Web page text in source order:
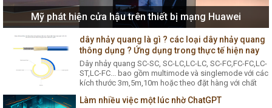
Mỹ phát hiện cửa hậu trên thiết bị mạng Huawei
dây nhảy quang là gì ? các loại dây nhảy quang
thông dụng ? Ứng dụng trong thực tế hiện nay
Dây nhảy quang SC-SC, SC-LC,LC-LC, SC-FC,FC-FC,LC-
ST,LC-FC... bao gồm multimode và singlemode với các
kích thước 3m,5m,10m hoặc theo đặt hàng với chất
Làm nhiều việc một lúc nhờ ChatGPT